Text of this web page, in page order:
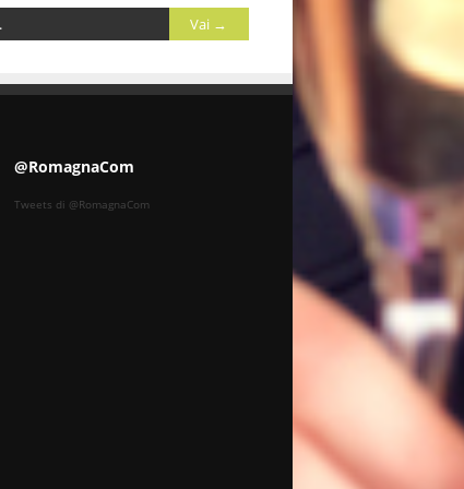
@RomagnaCom
Tweets di @RomagnaCom